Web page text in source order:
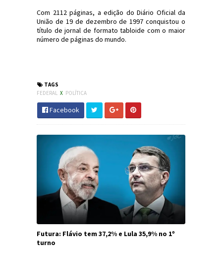
Com 2112 páginas, a edição do Diário Oficial da
União de 19 de dezembro de 1997 conquistou o
título de jornal de formato tabloide com o maior
número de páginas do mundo.
TAGS
FEDERAL X POLÍTICA
Facebook
Futura: Flávio tem 37,2% e Lula 35,9% no 1º
turno